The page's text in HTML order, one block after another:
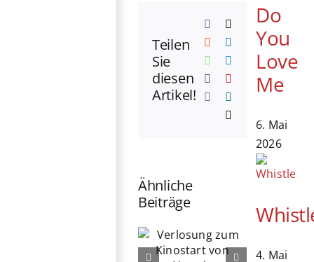
Teilen
Sie
diesen
Artikel!
Facebook
Reddit LinkedIn
WhatsAppTelegram
TumblrPinterest
Ähnliche
Beiträge
Verlosung
exklusiver
Do
You
Love
Me
6. Mai
2026
4. Mai